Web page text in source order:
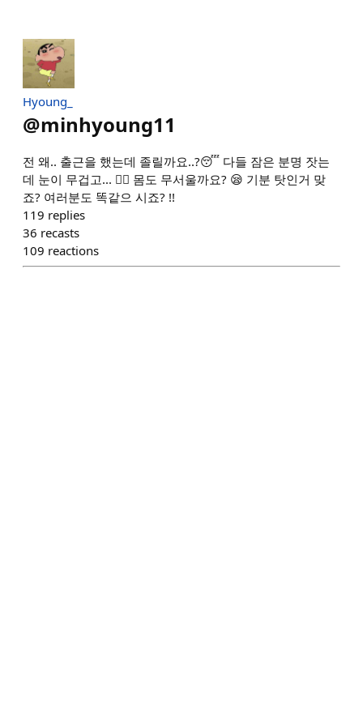
Hyoung_
@minhyoung11
전 왜.. 출근을 했는데 졸릴까요..?😴 다들 잠은 분명 잣는
데 눈이 무겁고... 😵‍💫 몸도 무서울까요? 😪 기분 탓인거 맞
죠? 여러분도 똑같으 시죠? !!
119 replies
36 recasts
109 reactions